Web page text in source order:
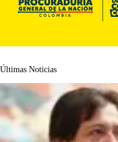
Últimas Noticias